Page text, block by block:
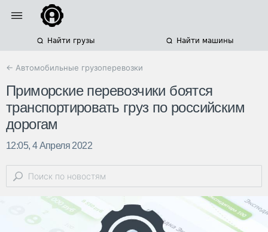
Найти грузы Найти машины
← Автомобильные грузоперевозки
Приморские перевозчики боятся
транспортировать груз по российским
дорогам
12:05, 4 Апреля 2022